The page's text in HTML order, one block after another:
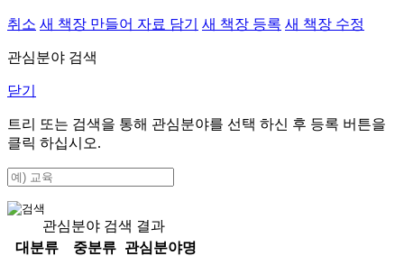
취소 새 책장 만들어 자료 담기 새 책장 등록 새 책장 수정
관심분야 검색
닫기
트리 또는 검색을 통해 관심분야를 선택 하신 후 등록 버튼을
클릭 하십시오.
관심분야 검색 결과
대분류
중분류
관심분야명